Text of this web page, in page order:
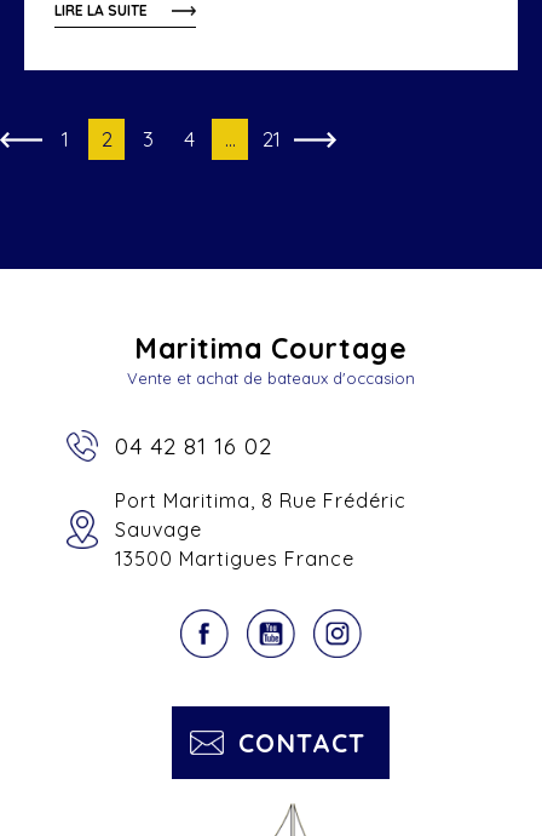
LIRE LA SUITE
1 2 3 4 … 21
Maritima Courtage
Vente et achat de bateaux d'occasion
04 42 81 16 02
Port Maritima, 8 Rue Frédéric
Sauvage
13500 Martigues France
CONTACT